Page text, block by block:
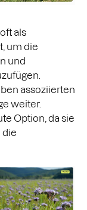
als
um die
und
assoziierten
weiter.
Option, da sie
die